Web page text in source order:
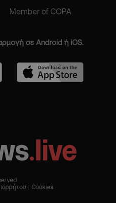
Member of COPA
σε Android ή iOS.
Cookies